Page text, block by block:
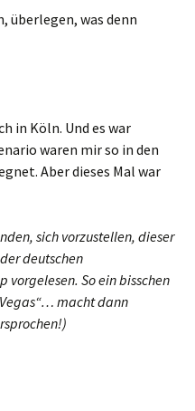
überlegen, was denn
in Köln. Und es war
waren mir so in den
Aber dieses Mal war
sich vorzustellen, dieser
deutschen
vorgelesen. So ein bisschen
macht dann
Day Zero (Total Gonzo!)